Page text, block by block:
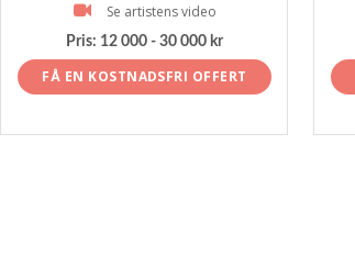
Se artistens video
Pris: 12 000 - 30 000 kr
FÅ EN KOSTNADSFRI OFFERT